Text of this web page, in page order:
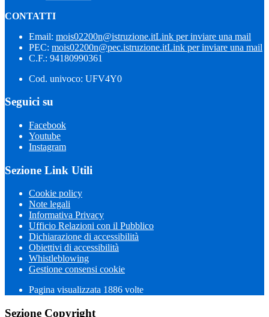
CONTATTI
Email: mois02200n@istruzione.itLink per inviare una mail
PEC: mois02200n@pec.istruzione.itLink per inviare una mail
C.F.: 94180990361
Cod. univoco: UFV4Y0
Seguici su
Facebook
Youtube
Instagram
Sezione Link Utili
Cookie policy
Note legali
Informativa Privacy
Ufficio Relazioni con il Pubblico
Dichiarazione di accessibilità
Obiettivi di accessibilità
Whistleblowing
Gestione consensi cookie
Pagina visualizzata 1886 volte
Sezione Copyright